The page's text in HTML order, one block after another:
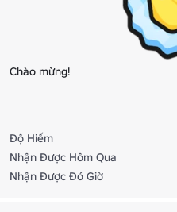
Chào mừng!
Độ Hiếm
Nhận Được Hôm Qua
Nhận Được Đó Giờ